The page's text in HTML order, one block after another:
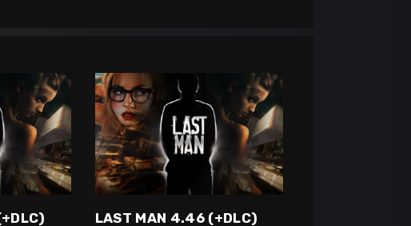
LAST MAN 4.46 (+DLC)